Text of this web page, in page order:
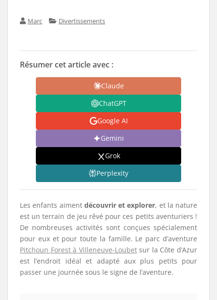
Marc Divertissements
Résumer cet article avec :
Claude
ChatGPT
Google AI
Gemini
Grok
Perplexity
Les enfants aiment découvrir et explorer, et la nature
est un terrain de jeu rêvé pour ces petits aventuriers !
De nombreuses activités sont conçues spécialement
pour eux et pour toute la famille. Le parc d’aventure
Pitchoun Forest à Villeneuve-Loubetsur la Côte d’Azur
est l’endroit idéal et adapté aux plus petits pour
passer une journée sous le signe de l’aventure.